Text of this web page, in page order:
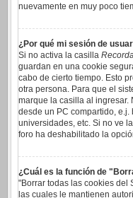
nuevamente en muy poco
¿Por qué mi sesión de
Si no activa la casilla
guardan en una cookie
cabo de cierto tiempo. Esto
otra persona. Para que el
marque la casilla al ingresar.
desde un PC compartido,
universidades, etc. Si no ve
foro ha deshabilitado la
¿Cuál es la función de
"Borrar todas las cookies del
las cuales le mantienen